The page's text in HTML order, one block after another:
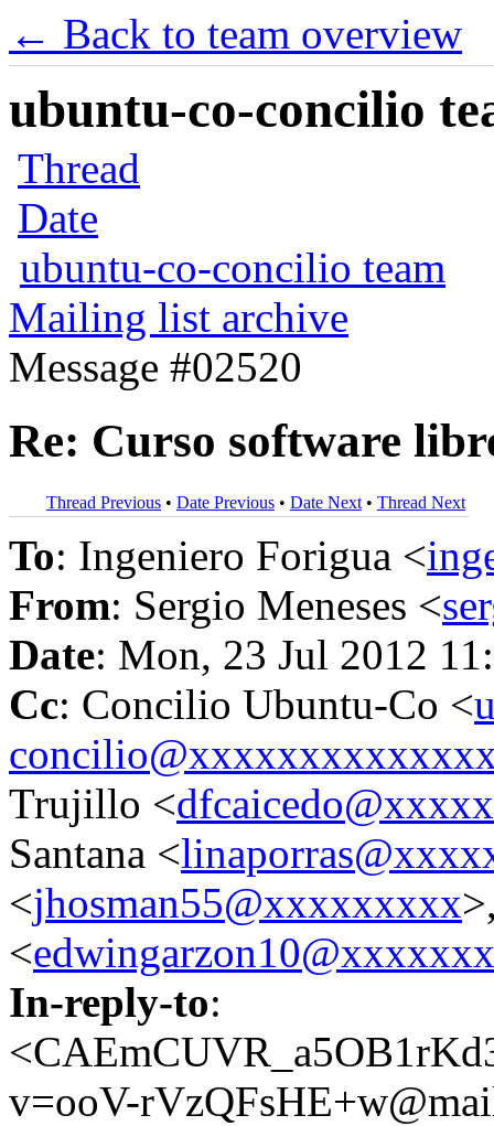
← Back to team overview
ubuntu-co-concilio
Thread
Date
ubuntu-co-concilio team
Mailing list archive
Message #02520
Re: Curso software
Thread Previous • Date Previous • Date Next • Thread Next
To: Ingeniero Forigua <
From: Sergio Meneses <
Date: Mon, 23 Jul 2012
Cc: Concilio Ubuntu-Co <
Trujillo <
Santana <
<jhosman55@xxxxxxxxx
<
In-reply-to:
v=ooV-